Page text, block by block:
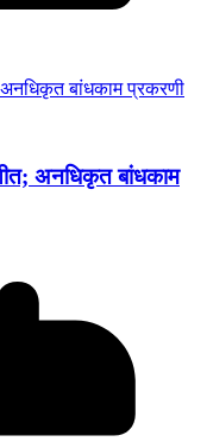
अनधिकृत बांधकाम